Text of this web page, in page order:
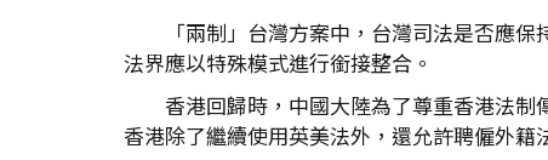
「兩制」台灣方案中，台灣司法是否應
法界應以特殊模式進行銜接整合。
香港回歸時，中國大陸為了尊重香港法
香港除了繼續使用英美法外，還允許聘僱外